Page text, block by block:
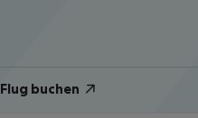
buchen